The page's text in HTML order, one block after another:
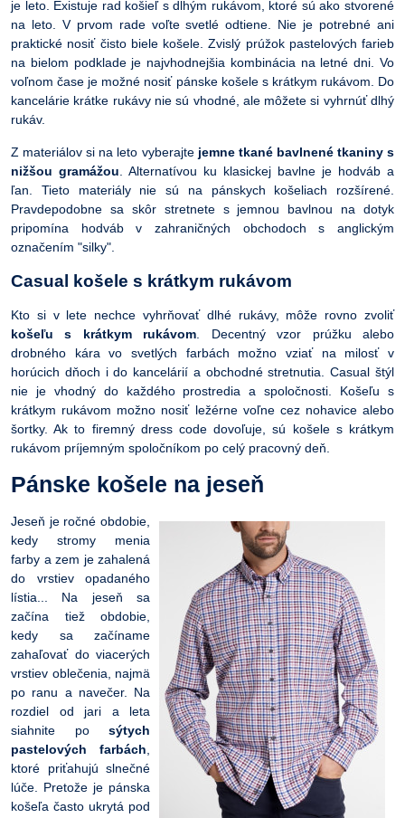
je leto. Existuje rad košieľ s dlhým rukávom, ktoré sú ako stvorené
na leto. V prvom rade voľte svetlé odtiene. Nie je potrebné ani
praktické nosiť čisto biele košele. Zvislý prúžok pastelových farieb
na bielom podklade je najvhodnejšia kombinácia na letné dni. Vo
voľnom čase je možné nosiť pánske košele s krátkym rukávom. Do
kancelárie krátke rukávy nie sú vhodné, ale môžete si vyhrnúť dlhý
rukáv.
Z materiálov si na leto vyberajte jemne tkané bavlnené tkaniny s
nižšou gramážou . Alternatívou ku klasickej bavlne je hodváb a
ľan. Tieto materiály nie sú na pánskych košeliach rozšírené.
Pravdepodobne sa skôr stretnete s jemnou bavlnou na dotyk
pripomína hodváb v zahraničných obchodoch s anglickým
označením "silky".
Casual košele s krátkym rukávom
Kto si v lete nechce vyhrňovať dlhé rukávy, môže rovno zvoliť
košeľu s krátkym rukávom . Decentný vzor prúžku alebo
drobného kára vo svetlých farbách možno vziať na milosť v
horúcich dňoch i do kancelárií a obchodné stretnutia. Casual štýl
nie je vhodný do každého prostredia a spoločnosti. Košeľu s
krátkym rukávom možno nosiť ležérne voľne cez nohavice alebo
šortky. Ak to firemný dress code dovoľuje, sú košele s krátkym
rukávom príjemným spoločníkom po celý pracovný deň.
Pánske košele na jeseň
Jeseň je ročné obdobie,
kedy stromy menia
farby a zem je zahalená
do vrstiev opadaného
lístia... Na jeseň sa
začína tiež obdobie,
kedy sa začíname
zahaľovať do viacerých
vrstiev oblečenia, najmä
po ranu a navečer. Na
rozdiel od jari a leta
siahnite po sýtych
pastelových farbách
ktoré priťahujú slnečné
lúče. Pretože je pánska
košeľa často ukrytá pod